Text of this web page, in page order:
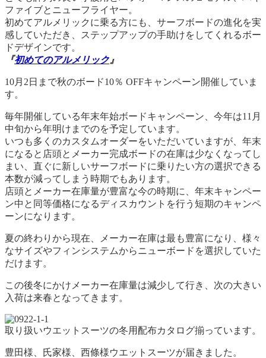
ファイブとニューフライヤー。
初めてアルメリックに乗る方にも、サーフボードの進化を実
感していただき、ステップアップの手助けをしてくれるボー
ドデザインです。
『初めてのアルメリック 』
10月2日まで秋のボード10％ OFFキャンペーン開催していま
す。
毎年開催している年末年始ボードキャンペーン、今年は11月
中旬から年明けまでのを予定しています。
いつも多くのカスタムオーダーをいただいていますが、年末
になると店頭とメーカー完成ボードの在庫は少なくなってし
まい、直ぐに新しいサーフボードに乗りたい方の選択できる
本数が減ってしまう時期でもあります。
店頭とメーカー在庫量が豊富な今の時期に、年末キャンペー
ン中と同等価格になるディスカウントを行う短期のキャンペ
ーンになります。
夏の終わりから現在、メーカー在庫は最も豊富になり、様々
なサイズやフィンシステムからニューボードを選択していた
だけます。
この後冬にかけメーカー在庫量は減少して行き、次の大きい
入荷は来春となってきます。
取り扱いウエットスーツの冬用配布カタログ揃っています。
豊田様、氏家様、西條様ウエットスーツが届きました。